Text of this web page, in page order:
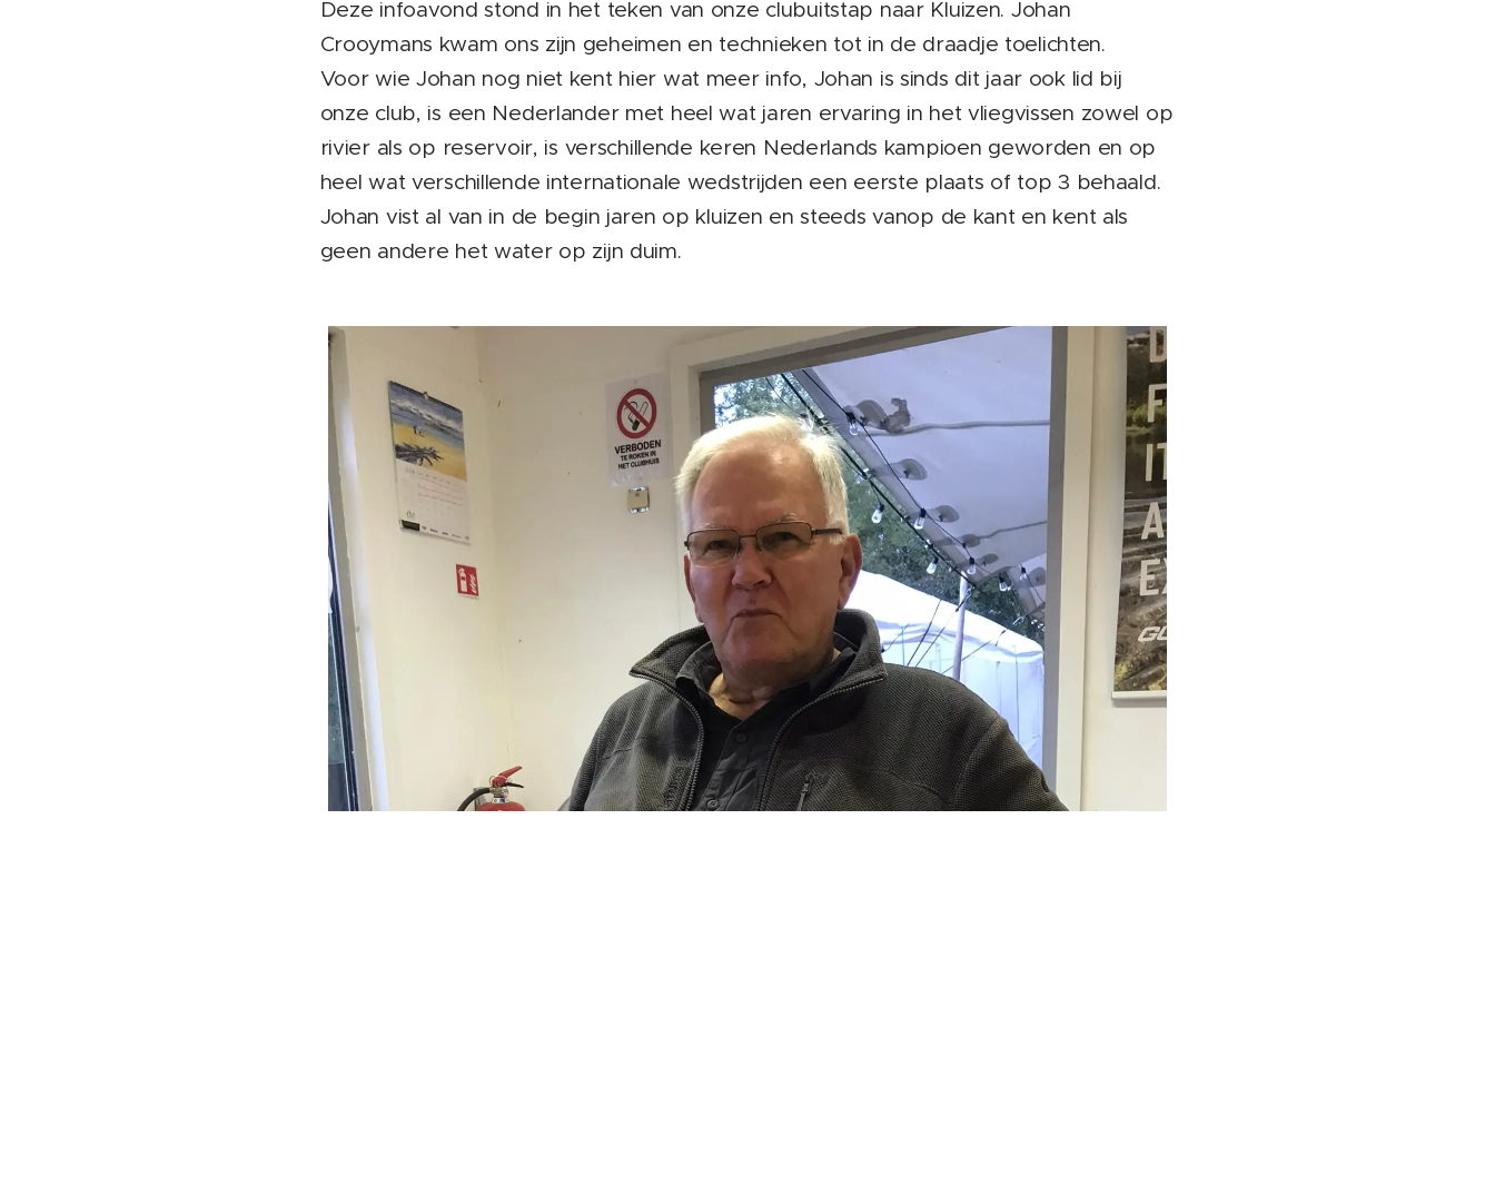
Deze infoavond stond in het teken van onze clubuitstap naar Kluizen. Johan
Crooymans kwam ons zijn geheimen en technieken tot in de draadje toelichten.
Voor wie Johan nog niet kent hier wat meer info, Johan is sinds dit jaar ook lid bij
onze club, is een Nederlander met heel wat jaren ervaring in het vliegvissen zowel op
rivier als op reservoir, is verschillende keren Nederlands kampioen geworden en op
heel wat verschillende internationale wedstrijden een eerste plaats of top 3 behaald.
Johan vist al van in de begin jaren op kluizen en steeds vanop de kant en kent als
geen andere het water op zijn duim.